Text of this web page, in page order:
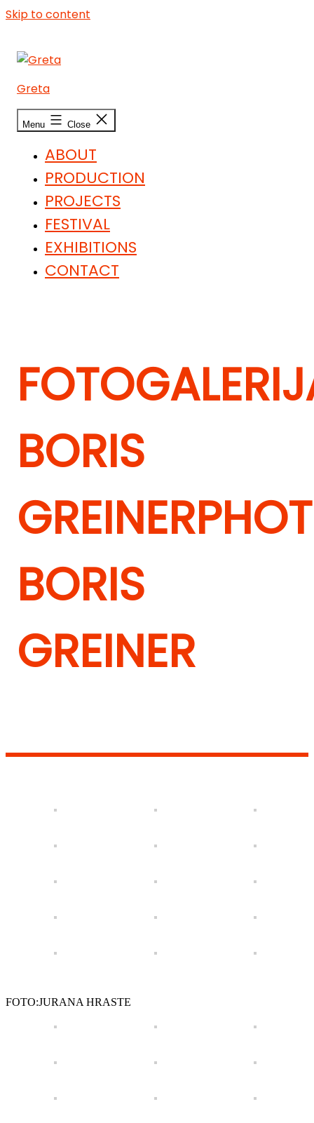
Skip to content
Greta
Menu Close
ABOUT
PRODUCTION
PROJECTS
FESTIVAL
EXHIBITIONS
CONTACT
BORIS
GREINER
BORIS
GREINER
FOTO:JURANA HRASTE